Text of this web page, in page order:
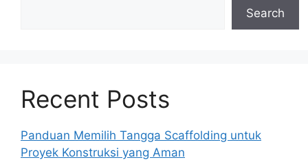
Search
Recent Posts
Panduan Memilih Tangga Scaffolding untuk
Proyek Konstruksi yang Aman